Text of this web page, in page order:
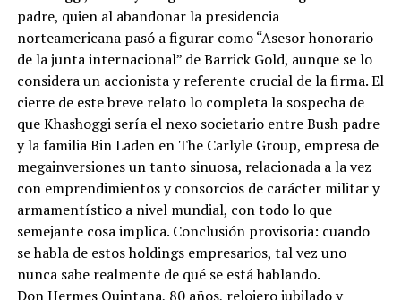
padre, quien al abandonar la presidencia
norteamericana pasó a figurar como “Asesor honorario
de la junta internacional” de Barrick Gold, aunque se lo
considera un accionista y referente crucial de la firma. El
cierre de este breve relato lo completa la sospecha de
que Khashoggi sería el nexo societario entre Bush padre
y la familia Bin Laden en The Carlyle Group, empresa de
megainversiones un tanto sinuosa, relacionada a la vez
con emprendimientos y consorcios de carácter militar y
armamentístico a nivel mundial, con todo lo que
semejante cosa implica. Conclusión provisoria: cuando
se habla de estos holdings empresarios, tal vez uno
nunca sabe realmente de qué se está hablando.
Don Hermes Quintana, 80 años, relojero jubilado y